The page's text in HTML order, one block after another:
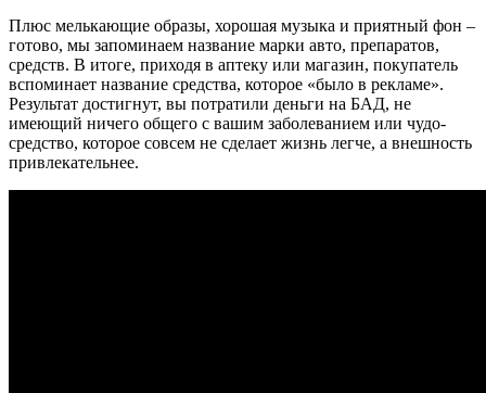
Плюс мелькающие образы, хорошая музыка и приятный фон –
готово, мы запоминаем название марки авто, препаратов,
средств. В итоге, приходя в аптеку или магазин, покупатель
вспоминает название средства, которое «было в рекламе».
Результат достигнут, вы потратили деньги на БАД, не
имеющий ничего общего с вашим заболеванием или чудо-
средство, которое совсем не сделает жизнь легче, а внешность
привлекательнее.